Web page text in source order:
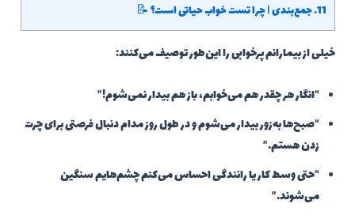
11. جمع‌بندی | چرا تست خواب حیاتی است؟ 📝
خیلی از بیمارانم پرخوابی را این‌طور توصیف می‌کنند:
“انگار هر چقدر هم می‌خوابم، باز هم بیدار نمی‌شوم!”
“صبح‌ها به‌زور بیدار می‌شوم و در طول روز مدام دنبال فرصتی برای چرت
زدن هستم.”
“حتی وسط کار یا رانندگی احساس می‌کنم چشم‌هایم سنگین
می‌شوند.”